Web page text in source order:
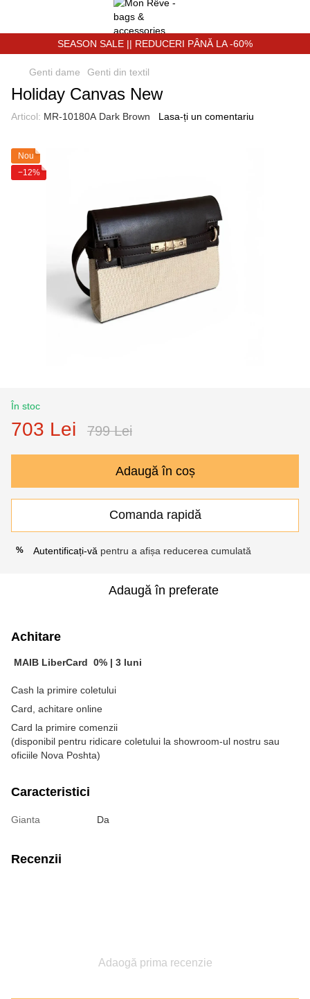
SEASON SALE || REDUCERI PÂNĂ LA -60%
Genti dame Genti din textil
Holiday Canvas New
Articol: MR-10180А Dark Brown Lasa-ți un comentariu
Nou
−12%
În stoc
703 Lei 799 Lei
Adaugă în coș
Comanda rapidă
% Autentificați-vă pentru a afișa reducerea cumulată
Adaugă în preferate
Achitare
MAIB LiberCard 0% | 3 luni
Cash la primire coletului
Card, achitare online
Card la primire comenzii
(disponibil pentru ridicare coletului la showroom-ul nostru sau
oficiile Nova Poshta)
Caracteristici
Gianta Da
Recenzii
Adaogă prima recenzie